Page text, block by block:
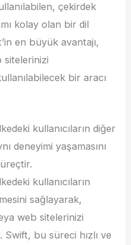
çekirdek
kolay olan bir dil
en büyük avantajı,
sitelerinizi
bir aracı
kullanıcıların diğer
deneyimi yaşamasını
kullanıcıların
sağlayarak,
web sitelerinizi
Swift, bu süreci hızlı ve